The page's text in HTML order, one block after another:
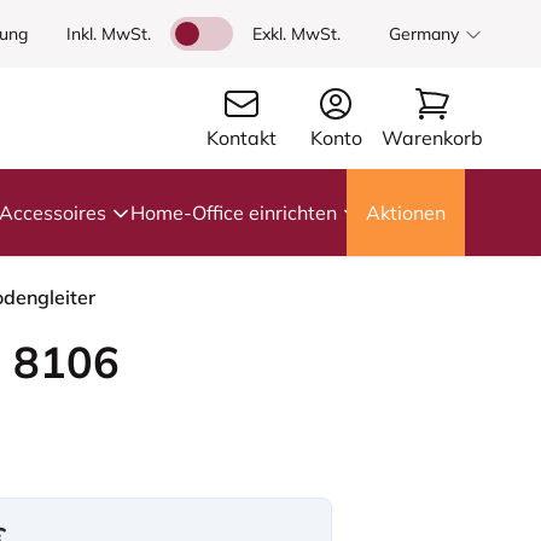
Inkl. MwSt. Exkl. MwSt. Germany
Kontakt Konto Warenkorb
Accessoires Home-Office einrichten Aktionen
8106